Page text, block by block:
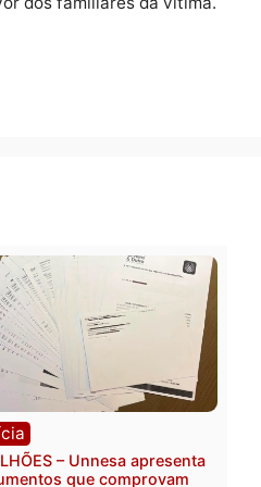
em favor dos familiares da